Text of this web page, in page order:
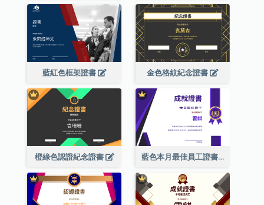
藍紅色框架證書 金色格紋紀念證書
橙綠色認證紀念證書 藍色本月最佳員工證書(附標誌)